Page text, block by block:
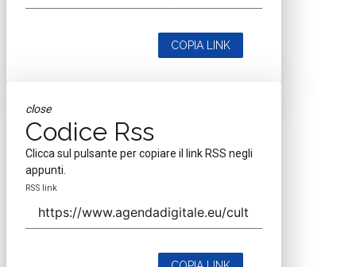
COPIA LINK
close
Codice Rss
Clicca sul pulsante per copiare il link RSS negli
appunti.
RSS link